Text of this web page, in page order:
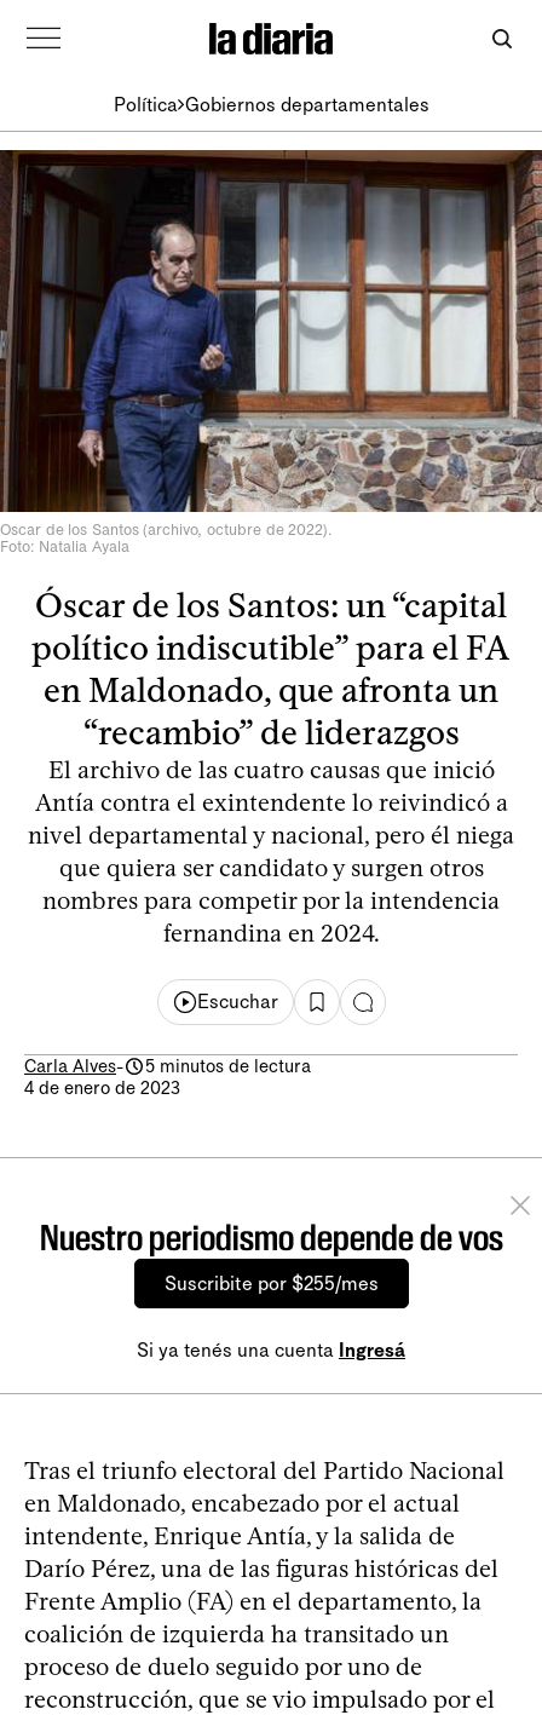
Política Gobiernos departamentales
Oscar de los Santos (archivo, octubre de 2022).
Foto: Natalia Ayala
Óscar de los Santos: un “capital
político indiscutible” para el FA
en Maldonado, que afronta un
“recambio” de liderazgos
El archivo de las cuatro causas que inició
Antía contra el exintendente lo reivindicó a
nivel departamental y nacional, pero él niega
que quiera ser candidato y surgen otros
nombres para competir por la intendencia
fernandina en 2024.
Escuchar
Carla Alves-
5 minutos de lectura
4 de enero de 2023
Nuestro periodismo depende de vos
Suscribite por $255/mes
Si ya tenés una cuenta Ingresá
Tras el triunfo electoral del Partido Nacional
en Maldonado, encabezado por el actual
intendente, Enrique Antía, y la salida de
Darío Pérez, una de las figuras históricas del
Frente Amplio (FA) en el departamento, la
coalición de izquierda ha transitado un
proceso de duelo seguido por uno de
reconstrucción, que se vio impulsado por el